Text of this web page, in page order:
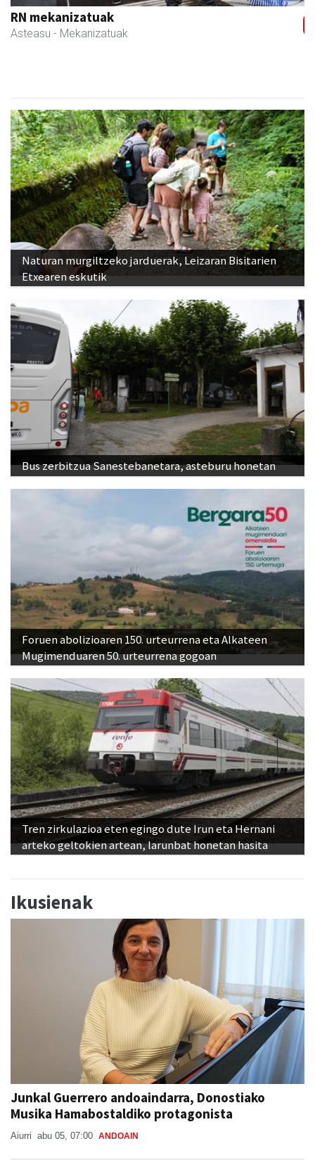
RN mekanizatuak
Asteasu - Mekanizatuak
Naturan murgiltzeko jarduerak, Leizaran Bisitarien
Etxearen eskutik
Bus zerbitzua Sanestebanetara, asteburu honetan
Foruen abolizioaren 150. urteurrena eta Alkateen
Mugimenduaren 50. urteurrena gogoan
Tren zirkulazioa eten egingo dute Irun eta Hernani
arteko geltokien artean, larunbat honetan hasita
Ikusienak
Junkal Guerrero andoaindarra, Donostiako
Musika Hamabostaldiko protagonista
Aiurri abu 05, 07:00 ANDOAIN